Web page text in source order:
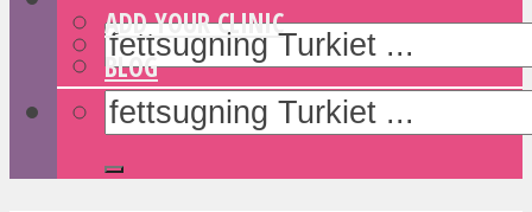
ADD YOUR CLINIC
BLOG